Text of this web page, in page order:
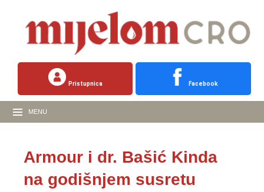
Pristupnica Facebook
MENU
Armour i dr. Bašić Kinda
na godišnjem susretu